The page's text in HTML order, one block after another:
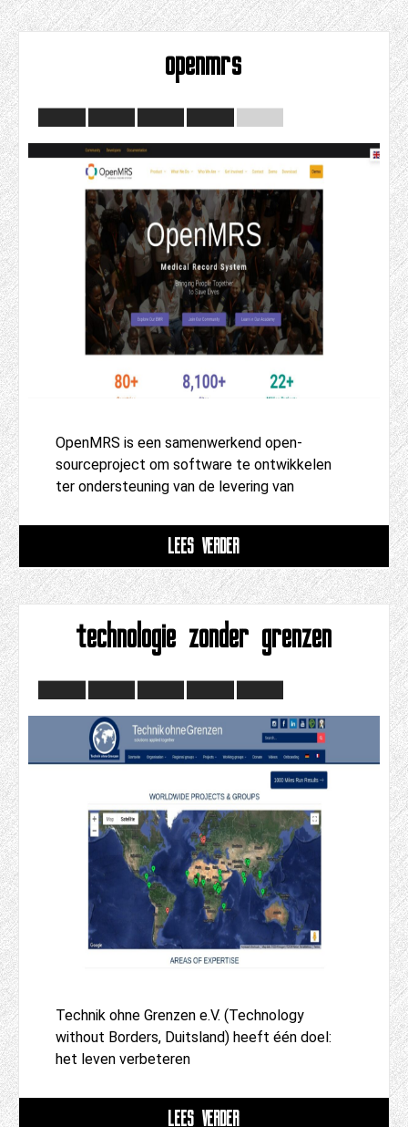
openmrs
OpenMRS is een samenwerkend open-
sourceproject om software te ontwikkelen
ter ondersteuning van de levering van
LEES VERDER
technologie zonder grenzen
Technik ohne Grenzen e.V. (Technology
without Borders, Duitsland) heeft één doel:
het leven verbeteren
LEES VERDER